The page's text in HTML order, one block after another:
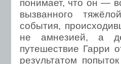
понимает, что он —
вызванного
события,
не амнезией, а
путешествие Гарри
результатом